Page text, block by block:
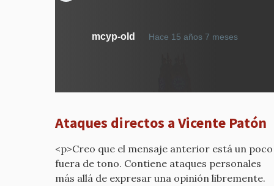
mcyp-old Hace 15 años 7 mesesEn
VISTAS
FUERA
mcyp-
old
Ataques directos a Vicente Patón
<p>Creo que el mensaje anterior está un poco
fuera de tono. Contiene ataques personales
más allá de expresar una opinión libremente.